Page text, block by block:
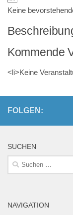
Keine
Kommende
<li>Keine
FOLGEN:
SUCHEN
Suchen
nach:
NAVIGATION